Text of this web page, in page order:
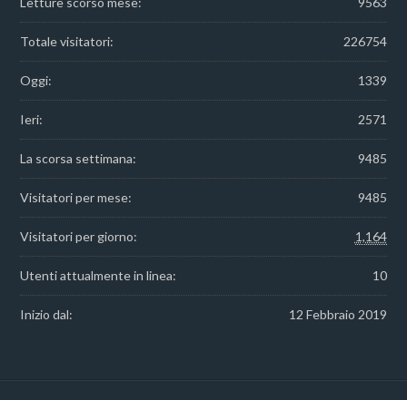
226754
Totale visitatori:
1339
Oggi:
2571
Ieri:
9485
La scorsa settimana:
9485
Visitatori per mese:
1,164
Visitatori per giorno:
10
Utenti attualmente in linea:
12 Febbraio 2019
Inizio dal: